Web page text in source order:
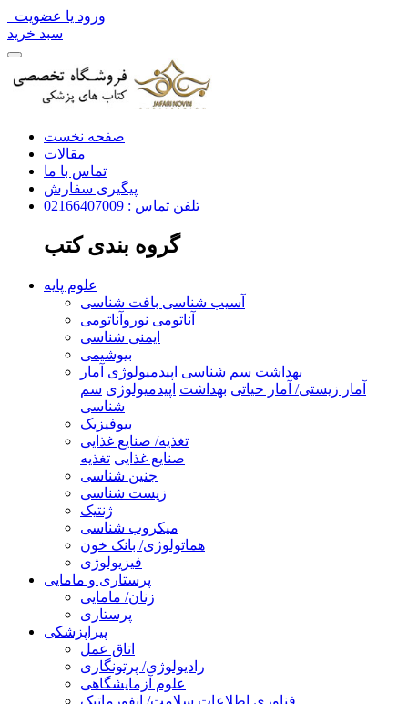
ورود یا عضویت
سبد خرید
صفحه نخست
مقالات
تماس با ما
پیگیری سفارش
تلفن تماس : 02166407009
گروه بندی کتب
علوم پایه
آسیب شناسی بافت شناسی
آناتومی نوروآناتومی
ایمنی شناسی
بیوشیمی
بهداشت سم شناسی اپیدمیولوژی آمار
آمار زیستی/ آمار حیاتی بهداشت اپیدمیولوژی سم
شناسی
بیوفیزیک
تغذیه/ صنایع غذایی
صنایع غذایی تغذیه
جنین شناسی
زیست شناسی
ژنتیک
میکروب شناسی
هماتولوژی/ بانک خون
فیزیولوژی
پرستاری و مامایی
زنان/ مامایی
پرستاری
پیراپزشکی
اتاق عمل
رادیولوژی/ پرتونگاری
علوم آزمایشگاهی
فناوری اطلاعات سلامت/ انفورماتیک